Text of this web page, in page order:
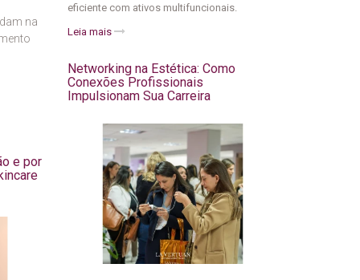
na
e por
eficiente com ativos multifuncionais.
Leia mais
Networking na Estética: Como
Conexões Profissionais
Impulsionam Sua Carreira